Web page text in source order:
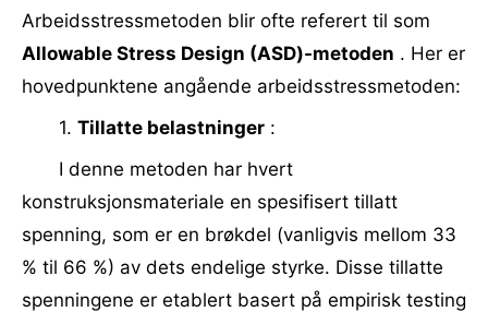
Arbeidsstressmetoden blir ofte referert til som
Allowable Stress Design (ASD)-metoden . Her er
hovedpunktene angående arbeidsstressmetoden:
1. Tillatte belastninger :
I denne metoden har hvert
konstruksjonsmateriale en spesifisert tillatt
spenning, som er en brøkdel (vanligvis mellom 33
% til 66 %) av dets endelige styrke. Disse tillatte
spenningene er etablert basert på empirisk testing